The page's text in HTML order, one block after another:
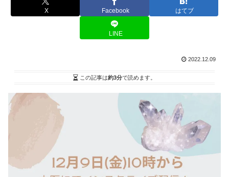
X Facebook はてブ
LINE
2022.12.09
この記事は約3分で読めます。